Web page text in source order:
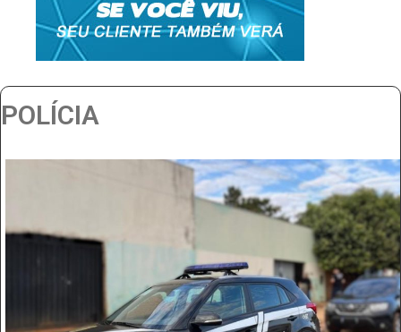
POLÍCIA